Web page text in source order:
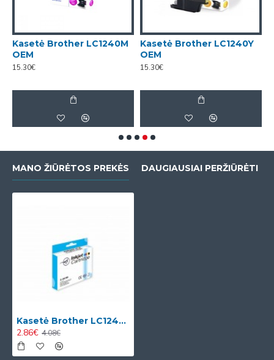
Kasetė Brother LC1240M
OEM
15.30€
Kasetė Brother LC1240Y
OEM
15.30€
MANO ŽIŪRĖTOS PREKĖS DAUGIAUSIAI PERŽIŪRĖTI
Kasetė Brother LC1240BK XL
2.86€ 4.08€